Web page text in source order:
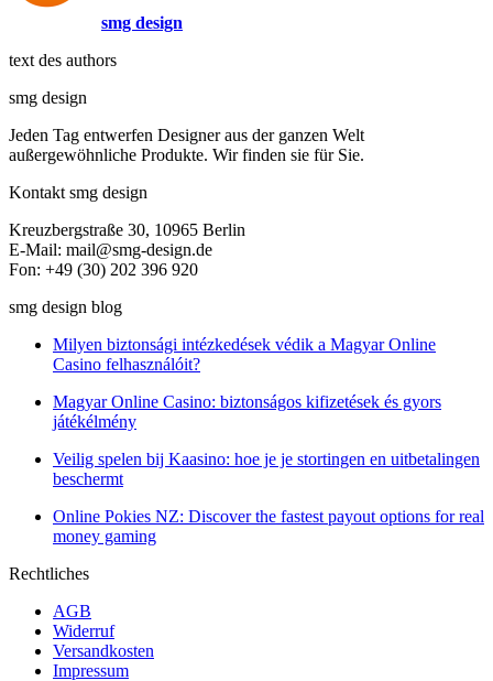
smg design
text des authors
smg design
Jeden Tag entwerfen Designer aus der ganzen Welt
außergewöhnliche Produkte. Wir finden sie für Sie.
Kontakt smg design
Kreuzbergstraße 30, 10965 Berlin
E-Mail: mail@smg-design.de
Fon: +49 (30) 202 396 920
smg design blog
Milyen biztonsági intézkedések védik a Magyar Online
Casino felhasználóit?
Magyar Online Casino: biztonságos kifizetések és gyors
játékélmény
Veilig spelen bij Kaasino: hoe je je stortingen en uitbetalingen
beschermt
Online Pokies NZ: Discover the fastest payout options for real
money gaming
Rechtliches
AGB
Widerruf
Versandkosten
Impressum